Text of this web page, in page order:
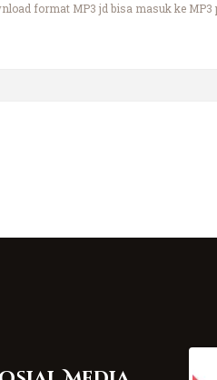
format MP3 jd bisa masuk ke MP3